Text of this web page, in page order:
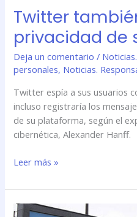
Twitter
privacidad de
Deja un comentario /
personales, Noticias.
Twitter espía a sus usuarios
incluso registraría los
de su plataforma, según el
cibernética, Alexander Hanff.
Leer más »
EU